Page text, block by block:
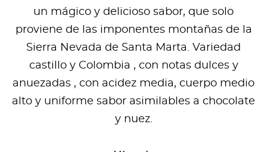
un mágico y delicioso sabor, que solo
proviene de las imponentes montañas de la
Sierra Nevada de Santa Marta. Variedad
castillo y Colombia , con notas dulces y
anuezadas , con acidez media, cuerpo medio
alto y uniforme sabor asimilables a chocolate
y nuez.